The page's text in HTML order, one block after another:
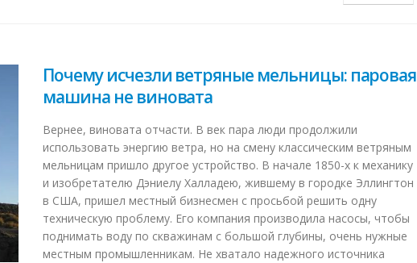
Почему исчезли ветряные мельницы: паровая
машина не виновата
Вернее, виновата отчасти. В век пара люди продолжили
использовать энергию ветра, но на смену классическим ветряным
мельницам пришло другое устройство. В начале 1850-х к механику
и изобретателю Дэниелу Халладею, жившему в городке Эллингтон
в США, пришел местный бизнесмен с просьбой решить одну
техническую проблему. Его компания производила насосы, чтобы
поднимать воду по скважинам с большой глубины, очень нужные
местным промышленникам. Не хватало надежного источника